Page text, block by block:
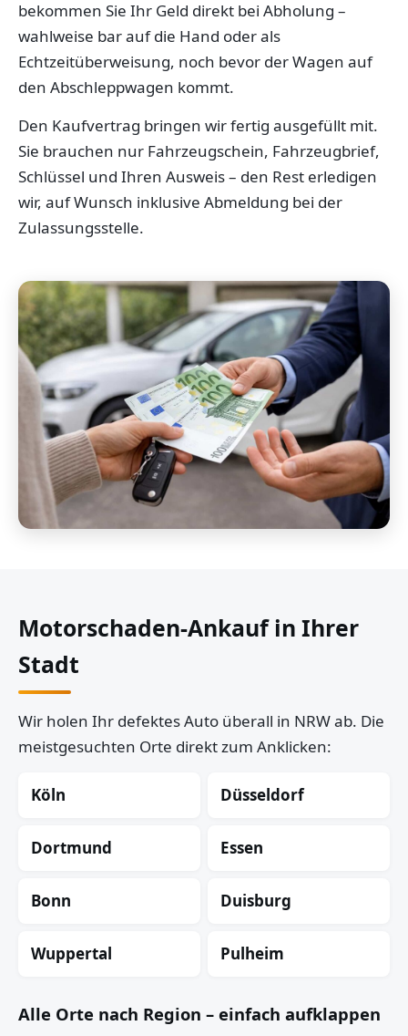
bekommen Sie Ihr Geld direkt bei Abholung –
wahlweise bar auf die Hand oder als
Echtzeitüberweisung, noch bevor der Wagen auf
den Abschleppwagen kommt.
Den Kaufvertrag bringen wir fertig ausgefüllt mit.
Sie brauchen nur Fahrzeugschein, Fahrzeugbrief,
Schlüssel und Ihren Ausweis – den Rest erledigen
wir, auf Wunsch inklusive Abmeldung bei der
Zulassungsstelle.
Motorschaden-Ankauf in Ihrer
Stadt
Wir holen Ihr defektes Auto überall in NRW ab. Die
meistgesuchten Orte direkt zum Anklicken:
Köln Düsseldorf
Dortmund Essen
Bonn Duisburg
Wuppertal Pulheim
Alle Orte nach Region – einfach aufklappen